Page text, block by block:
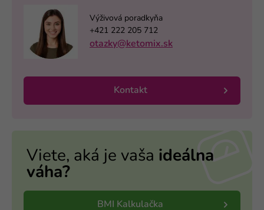
Výživová poradkyňa
+421 222 205 712
otazky@ketomix.sk
Kontakt
Viete, aká je vaša ideálna
váha?
BMI Kalkulačka